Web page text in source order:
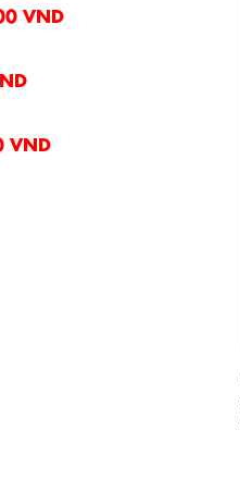
VND
VND